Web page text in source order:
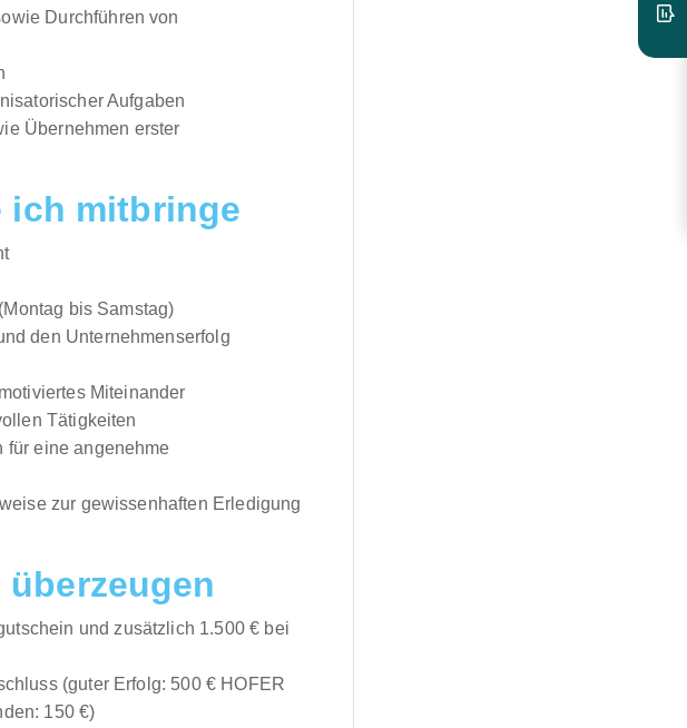
Durchführen von
Aufgaben
Übernehmen erster
ich mitbringe
bis Samstag)
den Unternehmenserfolg
Miteinander
Tätigkeiten
für eine angenehme
zur gewissenhaften Erledigung
und zusätzlich 1.500 € bei
(guter Erfolg: 500 € HOFER
150 €)